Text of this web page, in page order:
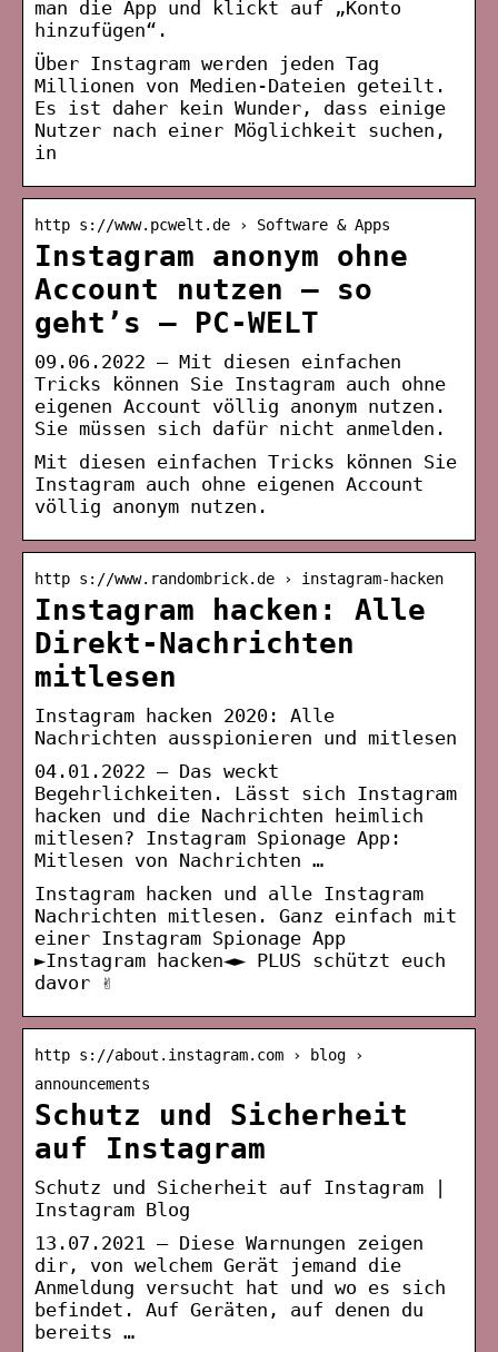
man die App und klickt auf „Konto
hinzufügen“.
Über Instagram werden jeden Tag
Millionen von Medien-Dateien geteilt.
Es ist daher kein Wunder, dass einige
Nutzer nach einer Möglichkeit suchen,
in
http s://www.pcwelt.de › Software & Apps
Instagram anonym ohne
Account nutzen – so
geht’s – PC-WELT
09.06.2022 — Mit diesen einfachen
Tricks können Sie Instagram auch ohne
eigenen Account völlig anonym nutzen.
Sie müssen sich dafür nicht anmelden.
Mit diesen einfachen Tricks können Sie
Instagram auch ohne eigenen Account
völlig anonym nutzen.
http s://www.randombrick.de › instagram-hacken
Instagram hacken: Alle
Direkt-Nachrichten
mitlesen
Instagram hacken 2020: Alle
Nachrichten ausspionieren und mitlesen
04.01.2022 — Das weckt
Begehrlichkeiten. Lässt sich Instagram
hacken und die Nachrichten heimlich
mitlesen? Instagram Spionage App:
Mitlesen von Nachrichten …
Instagram hacken und alle Instagram
Nachrichten mitlesen. Ganz einfach mit
einer Instagram Spionage App
►Instagram hacken◄► PLUS schützt euch
davor ✌
http s://about.instagram.com › blog ›
announcements
Schutz und Sicherheit
auf Instagram
Schutz und Sicherheit auf Instagram |
Instagram Blog
13.07.2021 — Diese Warnungen zeigen
dir, von welchem Gerät jemand die
Anmeldung versucht hat und wo es sich
befindet. Auf Geräten, auf denen du
bereits …